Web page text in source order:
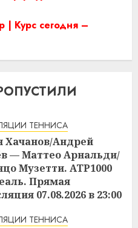
| Курс сегодня –
ТЕННИСА
Хачанов/Андрей
— Маттео Арнальди/
Музетти. ATP1000
Прямая
07.08.2026 в 23:00
ТЕННИСА